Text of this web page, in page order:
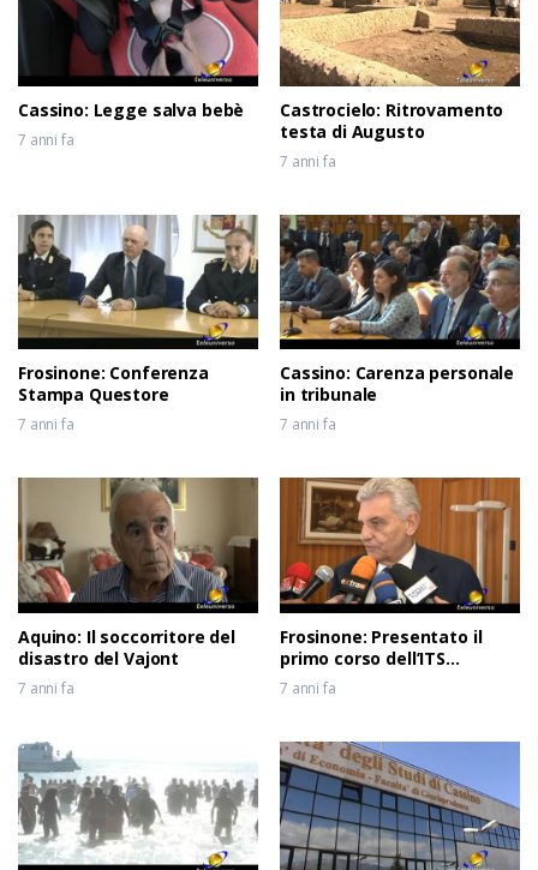
Cassino: Legge salva bebè
7 anni fa
Castrocielo: Ritrovamento
testa di Augusto
7 anni fa
Frosinone: Conferenza
Stampa Questore
7 anni fa
Cassino: Carenza personale
in tribunale
7 anni fa
Aquino: Il soccorritore del
disastro del Vajont
7 anni fa
Frosinone: Presentato il
primo corso dell’ITS
Meccatronico del Lazio
7 anni fa